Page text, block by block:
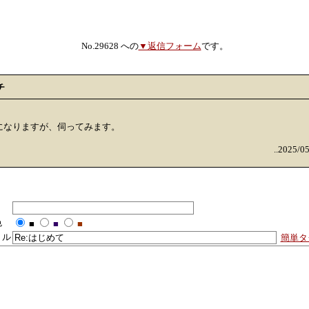
No.29628 への▼返信フォームです。
りますが、伺ってみます。
..2025/
■ ■
■
ル
簡単タ